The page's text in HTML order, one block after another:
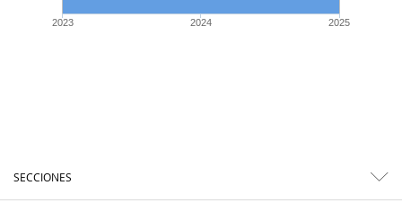
2023 2024 2025
SECCIONES